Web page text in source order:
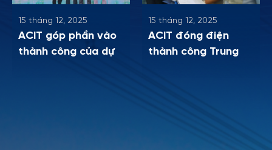
15 tháng 12, 2025
ACIT góp phần vào
thành công của dự
15 tháng 12, 2025
ACIT đóng điện
thành công Trung